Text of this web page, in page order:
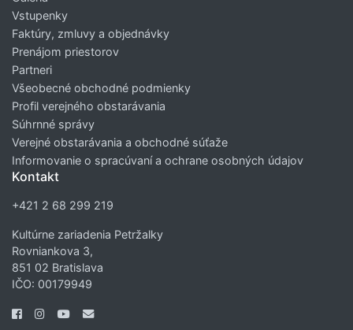
Vstupenky
Faktúry, zmluvy a objednávky
Prenájom priestorov
Partneri
Všeobecné obchodné podmienky
Profil verejného obstarávania
Súhrnné správy
Verejné obstarávania a obchodné súťaže
Informovanie o spracúvaní a ochrane osobných údajov
Kontakt
+421 2 68 299 219
Kultúrne zariadenia Petržalky
Rovniankova 3,
851 02 Bratislava
IČO: 00179949